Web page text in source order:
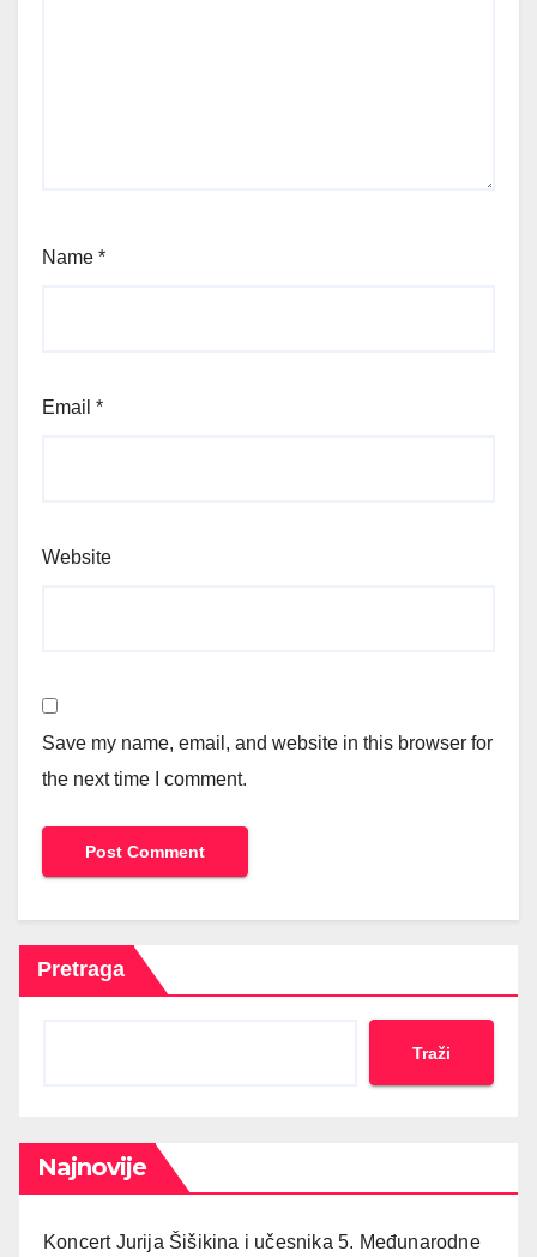
Name *
Email *
Website
Save my name, email, and website in this browser for
the next time I comment.
Pretraga
Traži
Najnovije
Koncert Jurija Šišikina i učesnika 5. Međunarodne